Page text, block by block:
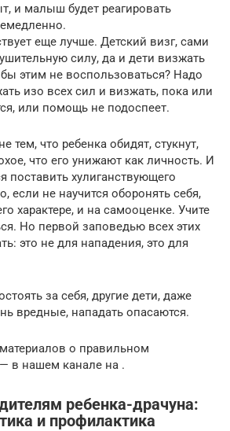
и малыш будет реагировать
еще лучше. Детский визг, сами
силу, да и дети визжать
этим не воспользоваться? Надо
изо всех сил и визжать, пока или
или помощь не подоспеет.
тем, что ребенка обидят, стукнут,
что его унижают как личность. И
поставить хулиганствующего
если не научится оборонять себя,
характере, и на самооценке. Учите
Но первой заповедью всех этих
это не для нападения, это для
за себя, другие дети, даже
вредные, нападать опасаются.
о правильном
в нашем канале на .
ребенка-драчуна:
и профилактика